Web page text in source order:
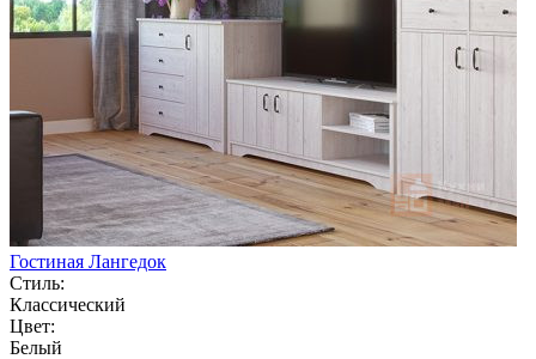
Гостиная Лангедок
Стиль:
Классический
Цвет:
Белый